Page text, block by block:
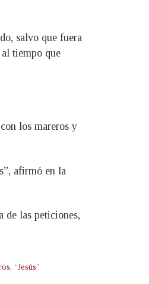
salvo que fuera
tiempo que
los mareros y
afirmó en la
de las peticiones,
“Jesús”